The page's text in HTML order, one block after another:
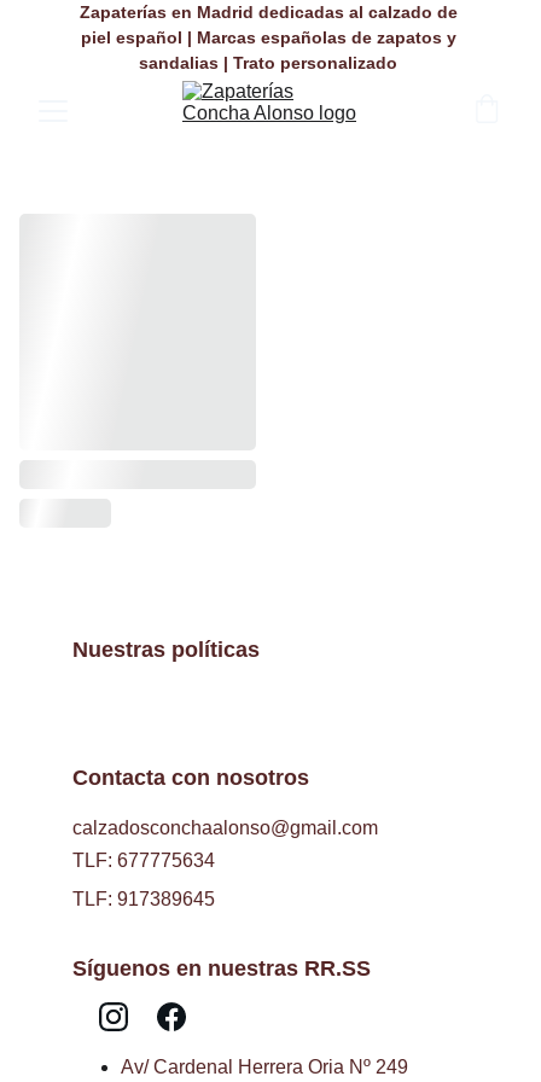
Zapaterías en Madrid dedicadas al calzado de
piel español | Marcas españolas de zapatos y
sandalias | Trato personalizado
Contacta con nosotros
calzadosconchaalonso@gmail.com
Síguenos en nuestras RR.SS
Nuestras políticas
TLF: 677775634
TLF: 917389645
Av/ Cardenal Herrera Oria Nº 249